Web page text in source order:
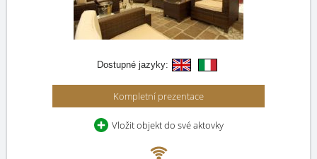
Dostupné jazyky:
Kompletní prezentace
Vložit objekt do své aktovky